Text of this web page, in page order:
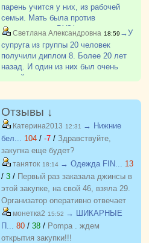
парень учится у них, из рабочей
семьи. Мать была против
поступления в ВУЗ(парень
поступил). Говорила ему после
школы идти работать на завод. Как-
то так.
Светлана Александровна 18:59 →У
супруга из группы 20 человек
получили диплом 8. Более 20 лет
назад. И один из них был очень
умный парень из деревни, не
работать и много пропускать. Был
самым лучшим в группе. И так
бывает.
Отзывы ↓
Катерина2013 12:31
→ Нижние
бел... 104 / -7 / Здравствуйте,
закупка еще будет?
таняток 18:14 → Одежда FIN... 13
/ 3 / Первый раз заказала джинсы в
этой закупке, на свой 46, взяла 29.
Организатор оперативно отвечает
на вопросы. Спасибо!!!
монетка2 15:52 → ШИКАРНЫЕ
П... 80 / 38 / Pompa . ждем
открытия закупки!!!